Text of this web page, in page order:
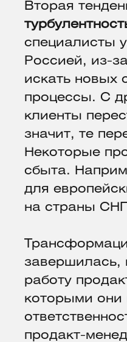
Вторая
специалисты
Россией, из-
искать новых
процессы. С
клиенты
значит, те
Некоторые
сбыта.
для
на страны
завершилась,
работу
которыми они
продакт-